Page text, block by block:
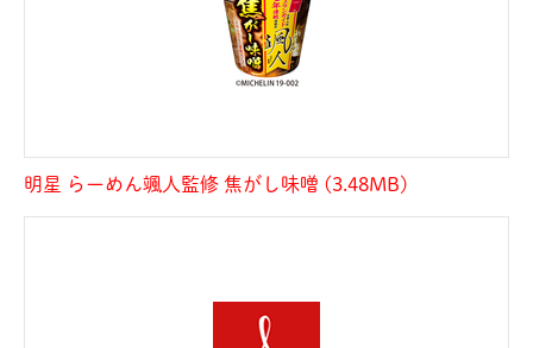
明星 らーめん颯人監修 焦がし味噌 (3.48MB)